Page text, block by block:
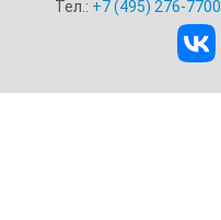
Тел.: +7 (495) 276-7700